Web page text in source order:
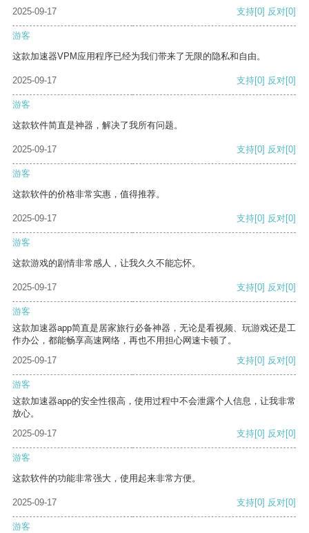
2025-09-17 支持[0] 反对[0]
游客
这款加速器VPM应用程序已经为我们带来了无限的隐私和自由。
2025-09-17 支持[0] 反对[0]
游客
这款软件简直是神器，解决了我所有问题。
2025-09-17 支持[0] 反对[0]
游客
这款软件的价格非常实惠，值得推荐。
2025-09-17 支持[0] 反对[0]
游客
这款游戏的剧情非常感人，让我久久不能忘怀。
2025-09-17 支持[0] 反对[0]
游客
这款加速器app简直是居家旅行必备神器，无论是看视频、玩游戏还是工
作办公，都能畅享高速网络，再也不用担心网速卡顿了。
2025-09-17
支持[0] 反对[0]
游客
这款加速器app的安全性很高，使用过程中不会泄露个人信息，让我非常
放心。
2025-09-17
支持[0] 反对[0]
游客
这款软件的功能非常强大，使用起来非常方便。
2025-09-17 支持[0] 反对[0]
游客